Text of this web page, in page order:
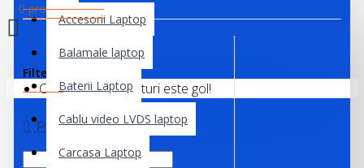
Accesorii Laptop
Balamale laptop
Baterii Laptop
Cablu video LVDS laptop
Carcasa Laptop
0 produs(e) - 0,00 lei
Coșul de cumpărături este gol!
Filter
PRICE